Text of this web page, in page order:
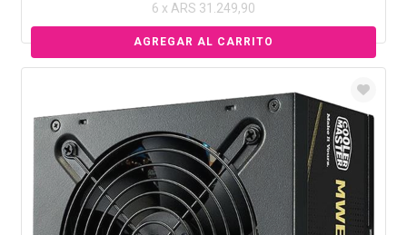
6 x ARS 31.249,90